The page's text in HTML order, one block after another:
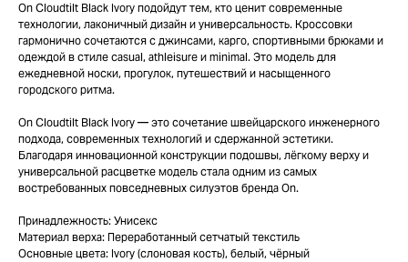
On Cloudtilt Black Ivory подойдут тем, кто ценит современные
технологии, лаконичный дизайн и универсальность. Кроссовки
гармонично сочетаются с джинсами, карго, спортивными брюками и
одеждой в стиле casual, athleisure и minimal. Это модель для
ежедневной носки, прогулок, путешествий и насыщенного
городского ритма.
On Cloudtilt Black Ivory — это сочетание швейцарского инженерного
подхода, современных технологий и сдержанной эстетики.
Благодаря инновационной конструкции подошвы, лёгкому верху и
универсальной расцветке модель стала одним из самых
востребованных повседневных силуэтов бренда On.
Принадлежность: Унисекс
Материал верха: Переработанный сетчатый текстиль
Основные цвета: Ivory (слоновая кость), белый, чёрный